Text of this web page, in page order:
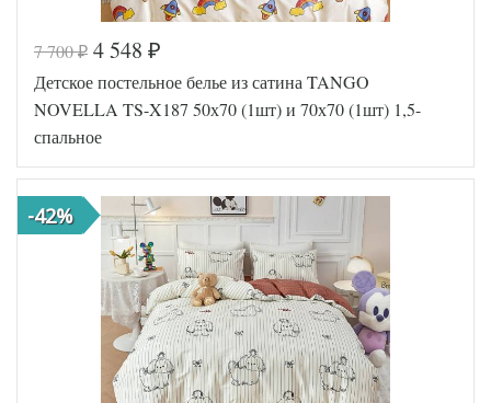
Код товара
552-084
Артикул
TT9852
8
Размер
пододеяльника
простыни
180х230
50х70
(1шт),
70х70
(1шт)
Производитель
Tango
(Китай)
7 700₽ 4 548 ₽
Детское постельное белье из сатина TANGO
NOVELLA TS-X187 50х70 (1шт) и 70х70 (1шт) 1,5-
спальное
-42%